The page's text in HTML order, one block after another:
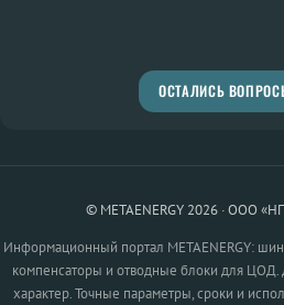
ОСТАЛИСЬ
© METAENERGY 2026 · ООО
Информационный портал METAENERGY:
компенсаторы и отводные блоки для ЦОД.
характер. Точные параметры, сроки и